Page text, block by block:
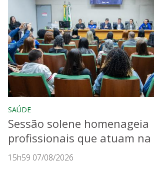
SAÚDE
Sessão solene homenageia
profissionais que atuam na
15h59 07/08/2026